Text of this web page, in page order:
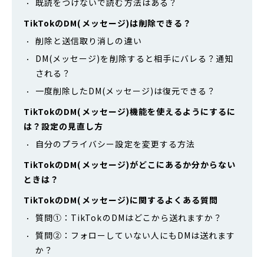
既読をつけないで読む方法はある？
TikTokのDM(メッセージ)は削除できる？
削除と送信取り消しの違い
DM(メッセージ)を削除すると相手にバレる？通知
される？
一度削除したDM(メッセージ)は復元できる？
TikTokのDM(メッセージ)機能を使えるようにするに
は？設定の見直し方
自分のプライバシー設定を変更する方法
TikTokのDM(メッセージ)がどこにあるか分からない
ときは？
TikTokのDM(メッセージ)に関するよくある質問
質問①：TikTokのDMはどこから送れますか？
質問②：フォローしていない人にもDMは送れます
か？